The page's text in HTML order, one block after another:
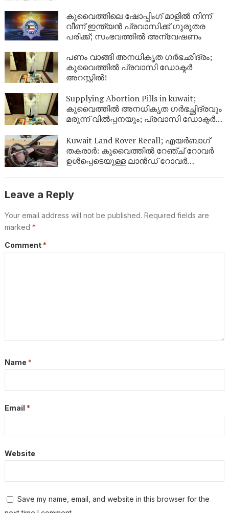
കുവൈത്തിലെ ഷോപ്പിംഗ് മാളിൽ നിന്ന്
വീണ് ഇന്ത്യൻ പ്രവാസിക്ക് ഗുരുതര
പരിക്ക്; സംഭവത്തിൽ അന്വേഷണം
പണം വാങ്ങി അനധികൃത ഗർഭഛിദ്രം;
കുവൈത്തിൽ പ്രവാസി ഡോക്ടർ
അറസ്റ്റിൽ!
Supplying Abortion Pills ​in kuwait;
കുവൈത്തിൽ അനധികൃത ഗർഭച്ഛിദ്രവും
മരുന്ന് വിൽപ്പനയും; പ്രവാസി ഡോക്ടർ
Kuwait Land Rover Recall; എയർബാഗ്
തകരാർ: കുവൈത്തിൽ റേഞ്ച് റോവർ
ഉൾപ്പെടെയുള്ള ലാൻഡ് റോവർ
Leave a Reply
Your email address will not be published. Required fields are
marked *
Comment *
Name *
Email *
Website
Save my name, email, and website in this browser for the